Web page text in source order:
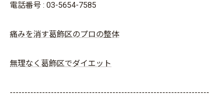
電話番号 : 03-5654-7585
痛みを消す葛飾区のプロの整体
無理なく葛飾区でダイエット
--------------------------------------------------------------------